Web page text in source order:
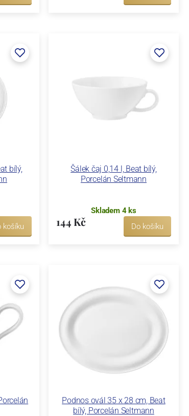
bílý,
košíku
Šálek čaj 0,14 l, Beat bílý,
Porcelán Seltmann
Skladem 4 ks
144 Kč Do košíku
Podnos ovál 35 x 28 cm, Beat
bílý, Porcelán Seltmann